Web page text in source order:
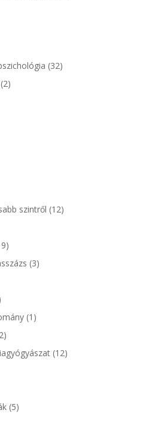
(32)
szintről (12)
(3)
(1)
(12)
(5)